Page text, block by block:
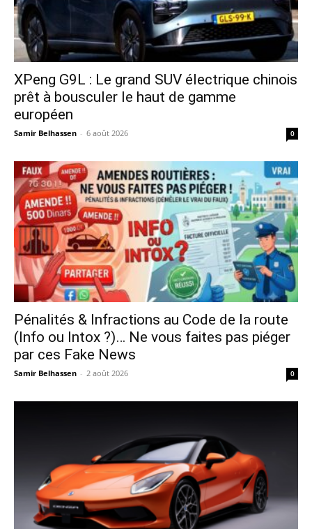
XPeng G9L : Le grand SUV électrique chinois
prêt à bousculer le haut de gamme
européen
Samir Belhassen - 6 août 2026 0
Pénalités & Infractions au Code de la route
(Info ou Intox ?)… Ne vous faites pas piéger
par ces Fake News
Samir Belhassen - 2 août 2026 0